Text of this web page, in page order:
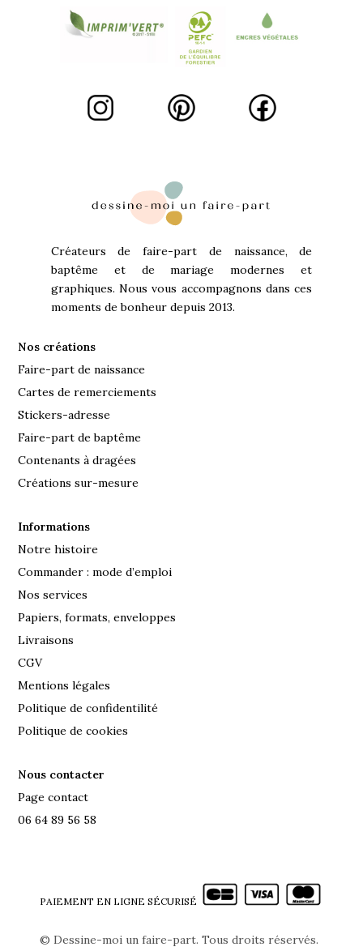
Créateurs de faire-part de naissance, de
baptême et de mariage modernes et
graphiques. Nous vous accompagnons dans ces
moments de bonheur depuis 2013.
Nos créations
Faire-part de naissance
Cartes de remerciements
Stickers-adresse
Faire-part de baptême
Contenants à dragées
Créations sur-mesure
Informations
Notre histoire
Commander : mode d’emploi
Nos services
Papiers, formats, enveloppes
Livraisons
CGV
Mentions légales
Politique de confidentilité
Politique de cookies
Nous contacter
Page contact
06 64 89 56 58
PAIEMENT EN LIGNE SÉCURISÉ
©Dessine-moi un faire-part. Tous droits réservés.